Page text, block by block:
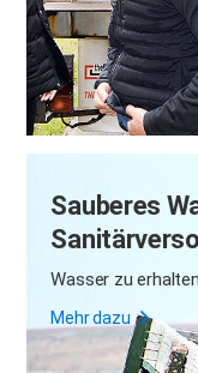
Sauberes
Wasser zu
Mehr dazu